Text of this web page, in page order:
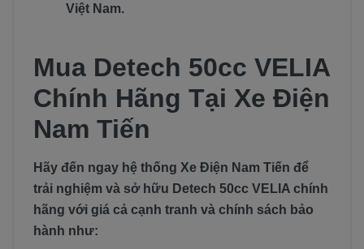
Việt Nam.
Mua Detech 50cc VELIA
Chính Hãng Tại Xe Điện
Nam Tiến
Hãy đến ngay hệ thống Xe Điện Nam Tiến để
trải nghiệm và sở hữu Detech 50cc VELIA chính
hãng với giá cả cạnh tranh và chính sách bảo
hành như: